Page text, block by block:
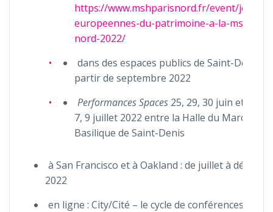
https://www.mshparisnord.fr/event/
europeennes-du-patrimoine-a-la-msh-
nord-2022/
dans des espaces publics de Saint-Denis à
partir de septembre 2022
Performances Spaces 25, 29, 30 juin et 1, 2,
7, 9 juillet 2022 entre la Halle du Marché et
Basilique de Saint-Denis
à San Francisco et à Oakland : de juillet à
2022
en ligne : City/Cité – le cycle de conférences invite